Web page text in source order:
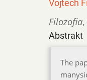
Vojtech
Filozofia,
Abstrakt
The